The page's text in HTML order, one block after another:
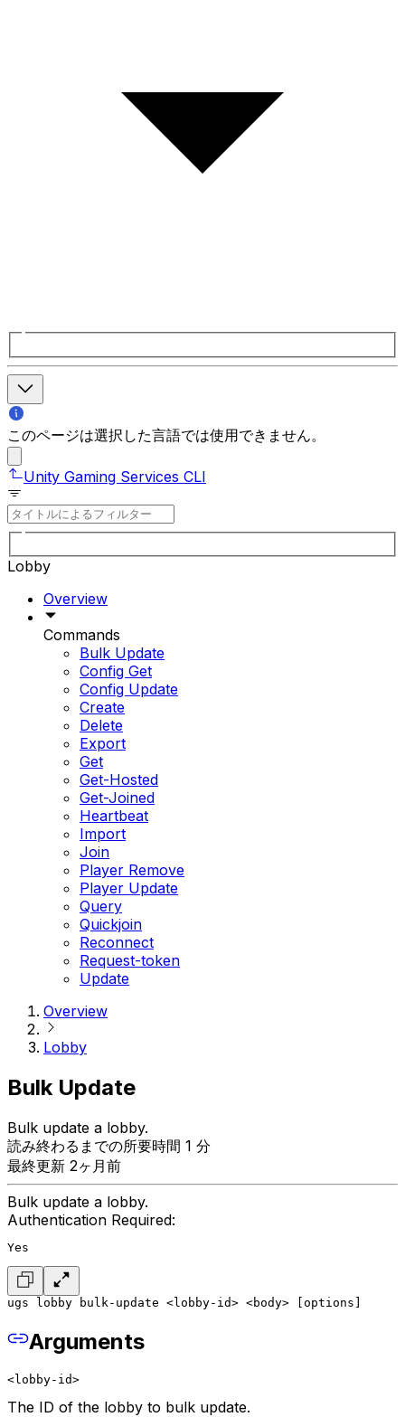
このページは選択した言語では使用できません。
Unity Gaming Services CLI
Lobby
Overview
Commands
Bulk Update
Config Get
Config Update
Create
Delete
Export
Get
Get-Hosted
Get-Joined
Heartbeat
Import
Join
Player Remove
Player Update
Query
Quickjoin
Reconnect
Request-token
Update
Overview
Lobby
Bulk Update
Bulk update a lobby.
読み終わるまでの所要時間 1 分
最終更新 2ヶ月前
Bulk update a lobby.
Authentication Required:
Yes
ugs lobby bulk-update <lobby-id> <body> [options]
Arguments
<lobby-id>
The ID of the lobby to bulk update.